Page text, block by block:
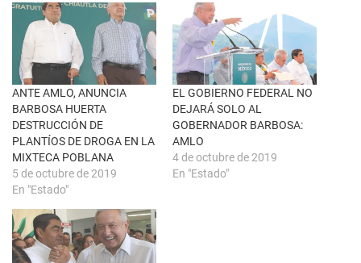
e
e
a
e
n
t
a
n
a
n
u
v
a
)
n
c
e
b
o
k
(
S
e
a
b
r
e
e
n
a
v
e
n
ANTE AMLO, ANUNCIA
BARBOSA HUERTA
DESTRUCCIÓN DE
PLANTÍOS DE DROGA EN LA
MIXTECA POBLANA
5 de octubre de 2019
En "Estado"
EL GOBIERNO FEDERAL NO
DEJARÁ SOLO AL
GOBERNADOR BARBOSA:
AMLO
4 de octubre de 2019
En "Estado"